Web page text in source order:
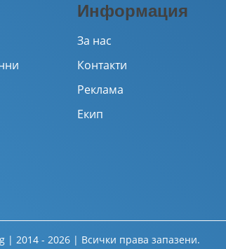
Информация
За нас
Контакти
Реклама
Екип
| 2014 - 2026 | Всички права запазени.